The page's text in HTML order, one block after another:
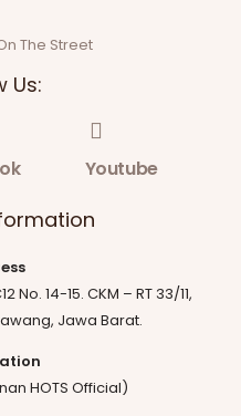
The Street
Us:
Youtube
No. 14-15. CKM – RT 33/11,
Jawa Barat.
HOTS Official)